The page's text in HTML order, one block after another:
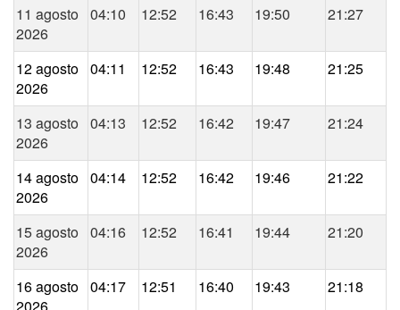
11 agosto
2026
04:10 12:52 16:43 19:50 21:27
12 agosto
2026
04:11 12:52 16:43 19:48 21:25
13 agosto
2026
04:13 12:52 16:42 19:47 21:24
14 agosto
2026
04:14 12:52 16:42 19:46 21:22
15 agosto
2026
04:16 12:52 16:41 19:44 21:20
16 agosto 04:17 12:51 16:40 19:43 21:18